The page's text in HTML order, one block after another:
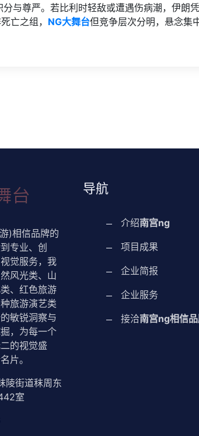
分与尊严。若比利时轻敌或遭遇伤病潮，伊朗
亡之组， NG大舞台但竞争层次分明，悬念集
)相信品牌的
专业、创
觉服务，我
风光类、山
、红色旅游
旅游演艺类
敏锐洞察与
，为每一个
的视觉盛
片。
陵街道秣周东
室
导航
介绍南宫ng
项目成果
企业简报
企业服务
接洽南宫ng相信